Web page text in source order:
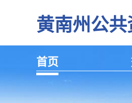
黄南州公共
首页